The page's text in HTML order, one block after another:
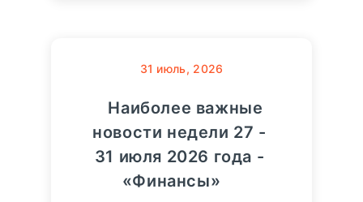
31 июль, 2026
Наиболее важные
новости недели 27 -
31 июля 2026 года -
«Финансы»